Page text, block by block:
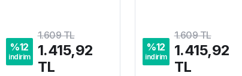
%12
indirim
1.609 TL
1.415,92
TL
%12
indirim
1.609 TL
1.415,92
TL